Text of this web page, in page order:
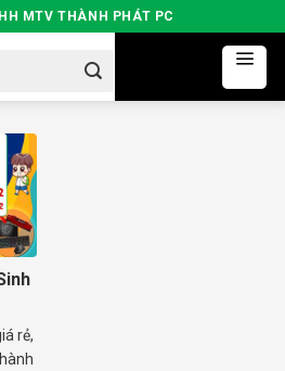
MTV THÀNH PHÁT PC
rẻ,